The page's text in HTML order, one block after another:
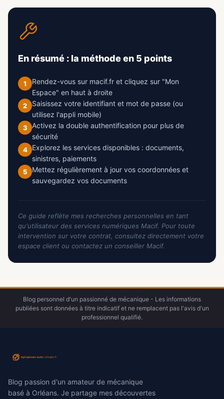
En résumé : la méthode en 5 points
1
Rendez-vous sur macif.fr et cliquez sur "Mon
Espace" en haut à droite
2
Saisissez votre identifiant et mot de passe (ou
utilisez l'appli mobile)
3
Activez la double authentification pour plus de
sécurité
4
Explorez les services disponibles : documents,
sinistres, paiements
5
Mettez régulièrement à jour vos coordonnées et
sauvegardez vos documents
Ce guide reflète mes recherches personnelles en tant
qu'utilisateur des services numériques Macif. Pour toute
intervention sur votre contrat, consultez directement votre
espace client ou contactez un conseiller Macif.
Blog personnel d'un passionné de mécanique - Les informations
publiées sont données à titre indicatif et ne remplacent pas l'avis d'un
professionnel qualifié.
Blog passion d'un amateur de mécanique
basé à Orléans. Je partage mes découvertes